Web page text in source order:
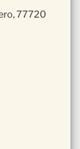
77720